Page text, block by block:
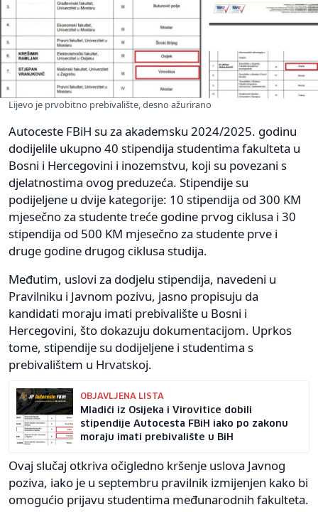
Lijevo je prvobitno prebivalište, desno ažurirano
Autoceste FBiH su za akademsku 2024/2025. godinu
dodijelile ukupno 40 stipendija studentima fakulteta u
Bosni i Hercegovini i inozemstvu, koji su povezani s
djelatnostima ovog preduzeća. Stipendije su
podijeljene u dvije kategorije: 10 stipendija od 300 KM
mjesečno za studente treće godine prvog ciklusa i 30
stipendija od 500 KM mjesečno za studente prve i
druge godine drugog ciklusa studija.
Međutim, uslovi za dodjelu stipendija, navedeni u
Pravilniku i Javnom pozivu, jasno propisuju da
kandidati moraju imati prebivalište u Bosni i
Hercegovini, što dokazuju dokumentacijom. Uprkos
tome, stipendije su dodijeljene i studentima s
prebivalištem u Hrvatskoj.
OBJAVLJENA LISTA
Mladići iz Osijeka i Virovitice dobili
stipendije Autocesta FBiH iako po zakonu
moraju imati prebivalište u BiH
Ovaj slučaj otkriva očigledno kršenje uslova Javnog
poziva, iako je u septembru pravilnik izmijenjen kako bi
omogućio prijavu studentima međunarodnih fakulteta.